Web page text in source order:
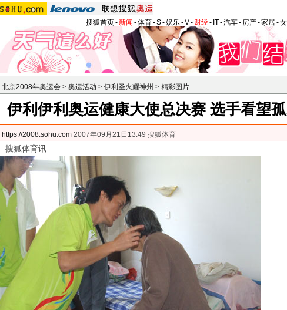
搜狐首页-新闻 -体育-S-娱乐-V- 财经- IT-汽车- 房产-家居-
北京2008年奥运会 > 奥运活动 > 伊利圣火耀神州 > 精彩图片
伊利伊利奥运健康大使总决赛 选手看望
https://2008.sohu.com 2007年09月21日13:49 搜狐体育
搜狐体育讯